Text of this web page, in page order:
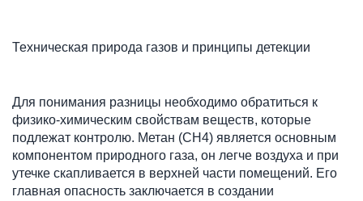
Техническая природа газов и принципы детекции
Для понимания разницы необходимо обратиться к
физико-химическим свойствам веществ, которые
подлежат контролю. Метан (CH4) является основным
компонентом природного газа, он легче воздуха и при
утечке скапливается в верхней части помещений. Его
главная опасность заключается в создании